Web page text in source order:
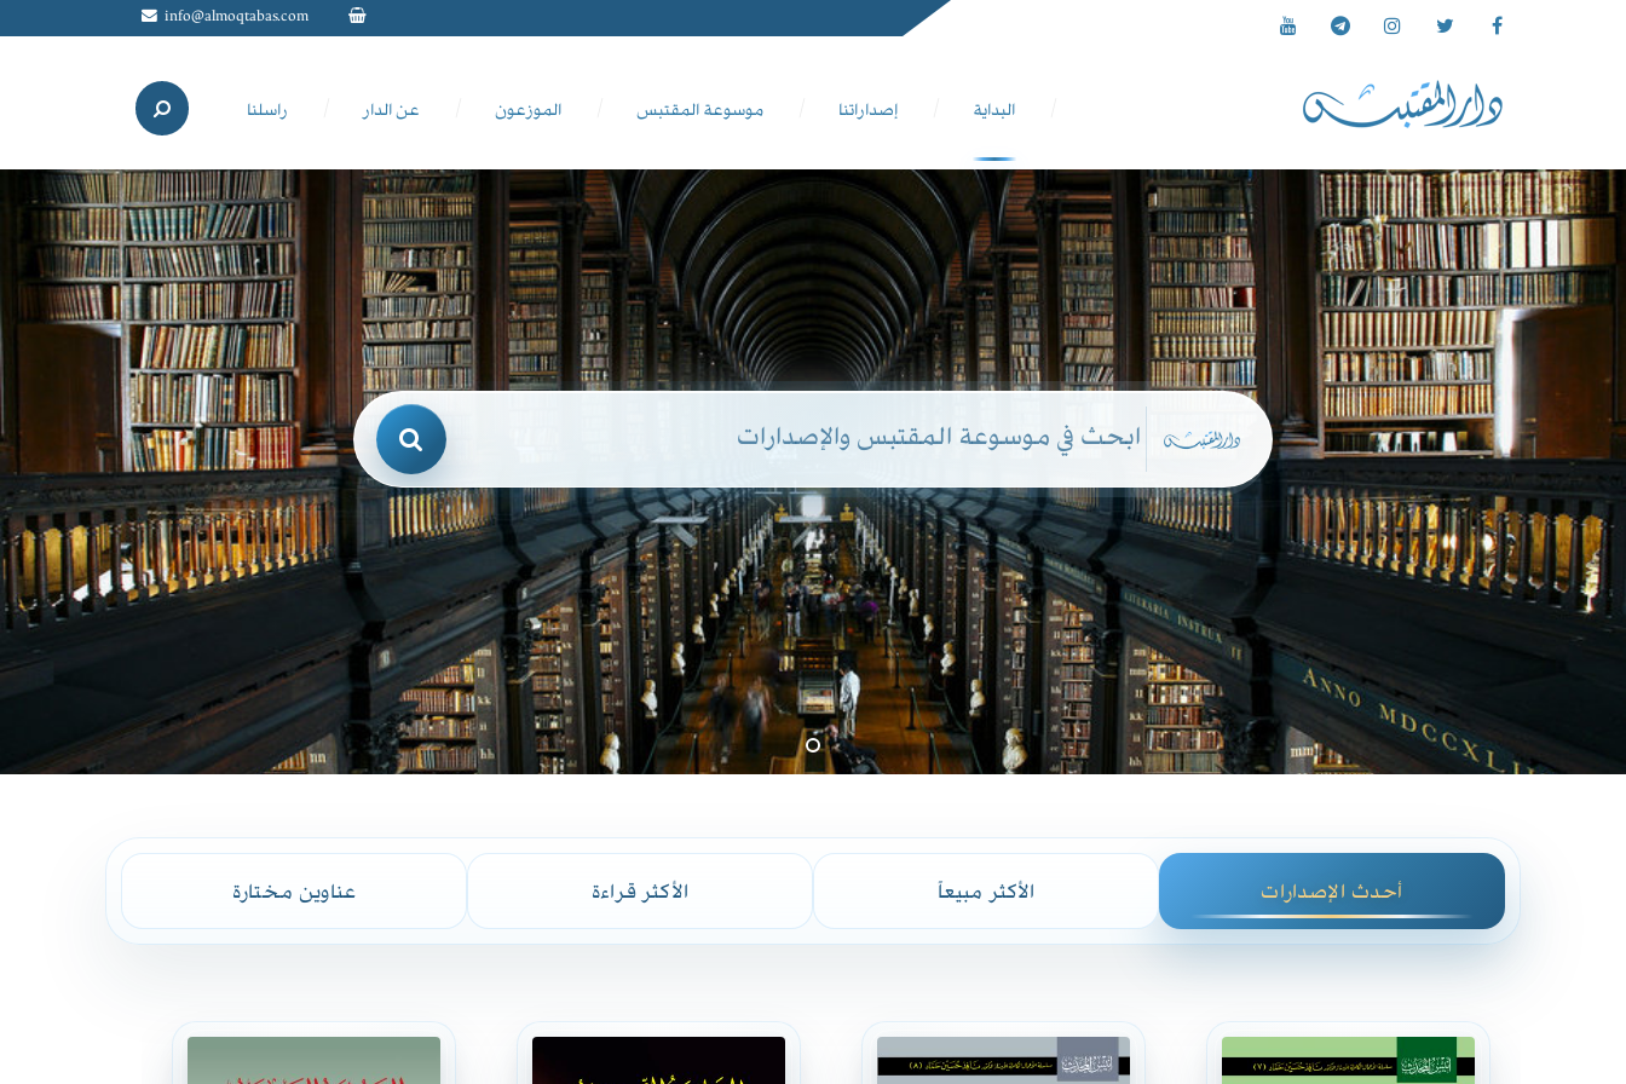
info@almoqtabas.com
البداية إصداراتنا موسوعة المقتبس الموزعون عن الدار راسلنا
أحدث الإصدارات الأكثر مبيعاً الأكثر قراءة عناوين مختارة